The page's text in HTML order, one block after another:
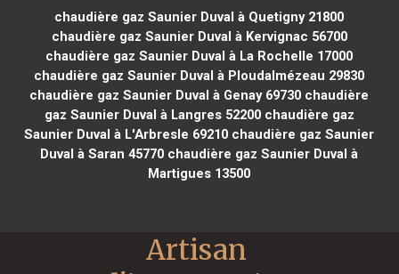
chaudière gaz Saunier Duval à Quetigny 21800
chaudière gaz Saunier Duval à Kervignac 56700
chaudière gaz Saunier Duval à La Rochelle 17000
chaudière gaz Saunier Duval à Ploudalmézeau 29830
chaudière gaz Saunier Duval à Genay 69730 chaudière
gaz Saunier Duval à Langres 52200chaudière gaz
Saunier Duval à L'Arbresle 69210 chaudière gaz Saunier
Duval à Saran 45770 chaudière gaz Saunier Duval à
Martigues 13500
Artisan